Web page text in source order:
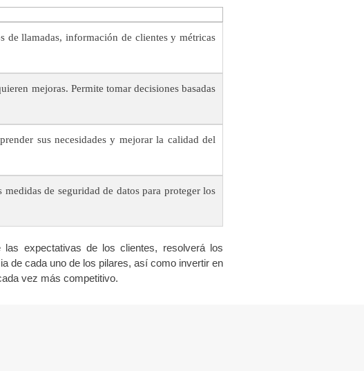
de llamadas, información de clientes y métricas
mejoras. Permite tomar decisiones basadas
sus necesidades y mejorar la calidad del
de seguridad de datos para proteger los
expectativas de los clientes, resolverá los
de cada uno de los pilares, así como invertir en
vez más competitivo.